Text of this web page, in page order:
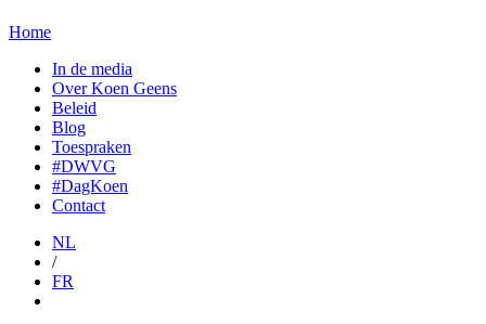
Home
In de media
Over Koen Geens
Beleid
Blog
Toespraken
#DWVG
#DagKoen
Contact
NL
/
FR